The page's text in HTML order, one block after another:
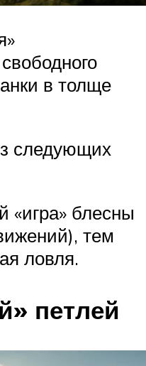
в толще
следующих
«игра» блесны
тем
ловля.
петлей